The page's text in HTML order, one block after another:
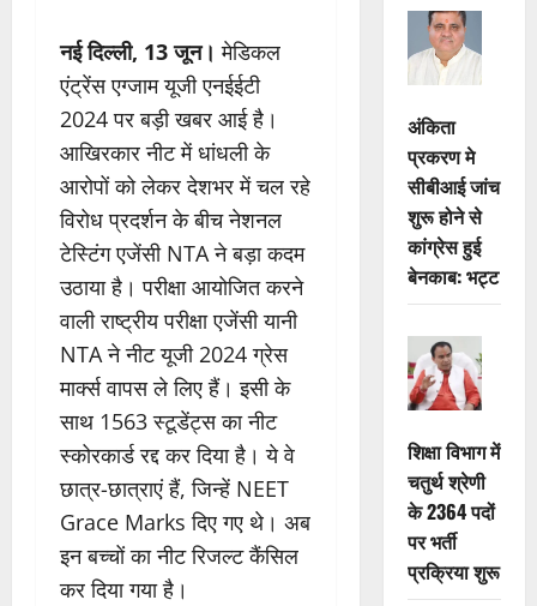
नई दिल्ली, 13 जून। मेडिकल
एंट्रेंस एग्जाम यूजी एनईईटी
2024 पर बड़ी खबर आई है।
आखिरकार नीट में धांधली के
आरोपों को लेकर देशभर में चल रहे
विरोध प्रदर्शन के बीच नेशनल
टेस्टिंग एजेंसी NTA ने बड़ा कदम
उठाया है। परीक्षा आयोजित करने
वाली राष्ट्रीय परीक्षा एजेंसी यानी
NTA ने नीट यूजी 2024 ग्रेस
मार्क्स वापस ले लिए हैं। इसी के
साथ 1563 स्टूडेंट्स का नीट
स्कोरकार्ड रद्द कर दिया है। ये वे
छात्र-छात्राएं हैं, जिन्हें NEET
Grace Marks दिए गए थे। अब
इन बच्चों का नीट रिजल्ट कैंसिल
कर दिया गया है।
अंकिता
प्रकरण मे
सीबीआई जांच
शुरू होने से
कांग्रेस हुई
बेनकाब: भट्ट
शिक्षा विभाग में
चतुर्थ श्रेणी
के 2364 पदों
पर भर्ती
प्रक्रिया शुरू